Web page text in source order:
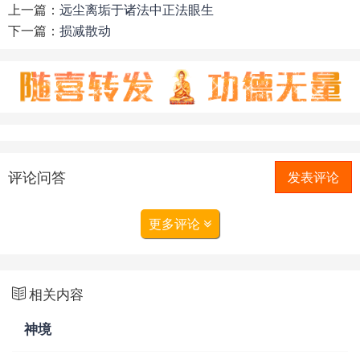
上一篇： 远尘离垢于诸法中正法眼生
下一篇： 损减散动
评论问答 发表评论
更多评论
相关内容
神境